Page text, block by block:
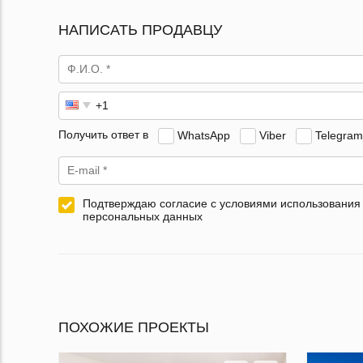
НАПИСАТЬ ПРОДАВЦУ
Получить ответ в WhatsApp Viber Telegram
Подтверждаю согласие с условиями использования
персональных данных
ПОХОЖИЕ ПРОЕКТЫ